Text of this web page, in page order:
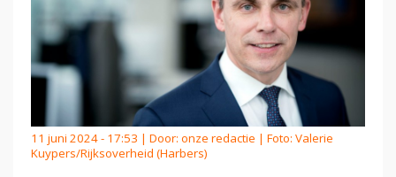
11 juni 2024 - 17:53 | Door: onze redactie | Foto: Valerie
Kuypers/Rijksoverheid (Harbers)